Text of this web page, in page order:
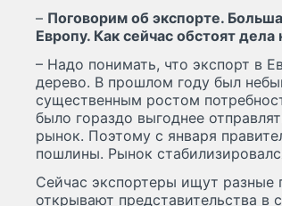
– Поговорим об экспорте.
Европу. Как сейчас обстоят
– Надо понимать, что экспорт в
дерево. В прошлом году был
существенным ростом
было гораздо выгоднее
рынок. Поэтому с января
пошлины. Рынок
Сейчас экспортеры ищут разные
открывают представительства в